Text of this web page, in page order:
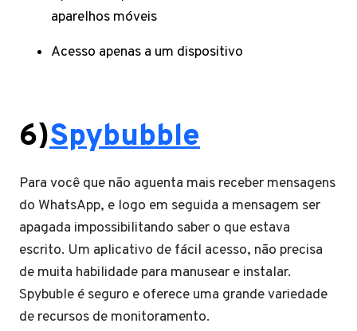
aparelhos móveis
Acesso apenas a um dispositivo
6)Spybubble
Para você que não aguenta mais receber mensagens
do WhatsApp, e logo em seguida a mensagem ser
apagada impossibilitando saber o que estava
escrito. Um aplicativo de fácil acesso, não precisa
de muita habilidade para manusear e instalar.
Spybuble é seguro e oferece uma grande variedade
de recursos de monitoramento.